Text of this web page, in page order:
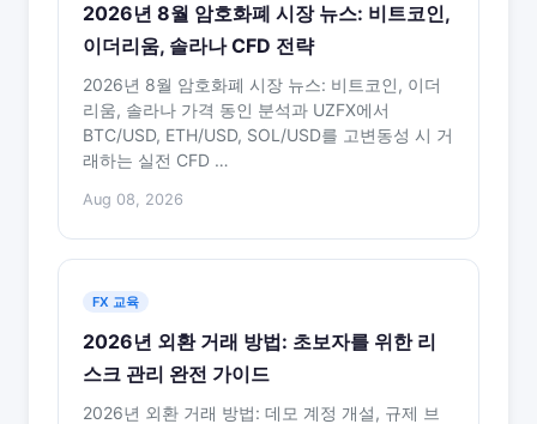
2026년 8월 암호화폐 시장 뉴스: 비트코인,
이더리움, 솔라나 CFD 전략
2026년 8월 암호화폐 시장 뉴스: 비트코인, 이더
리움, 솔라나 가격 동인 분석과 UZFX에서
BTC/USD, ETH/USD, SOL/USD를 고변동성 시 거
래하는 실전 CFD …
Aug 08, 2026
FX 교육
2026년 외환 거래 방법: 초보자를 위한 리
스크 관리 완전 가이드
2026년 외환 거래 방법: 데모 계정 개설, 규제 브